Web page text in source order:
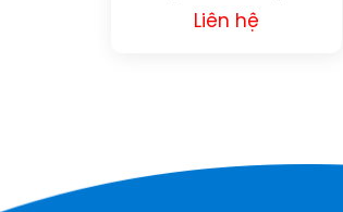
Liên hệ